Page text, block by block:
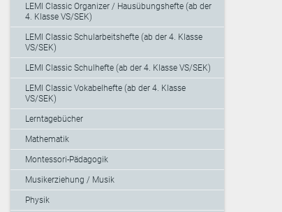
LEMI Classic Organizer / Hausübungshefte (ab der
4. Klasse VS/SEK)
LEMI Classic Schularbeitshefte (ab der 4. Klasse
VS/SEK)
LEMI Classic Schulhefte (ab der 4. Klasse VS/SEK)
LEMI Classic Vokabelhefte (ab der 4. Klasse
VS/SEK)
Lerntagebücher
Mathematik
Montessori-Pädagogik
Musikerziehung / Musik
Physik